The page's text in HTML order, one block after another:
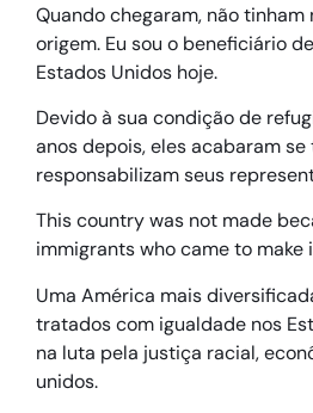
Quando chegaram, não
origem. Eu sou o beneficiário
Estados Unidos hoje.
Devido à sua condição de
anos depois, eles acabaram
responsabilizam seus
This country was not made
immigrants who came to make
Uma América mais
tratados com igualdade nos
na luta pela justiça racial,
unidos.